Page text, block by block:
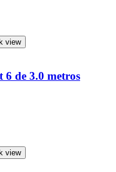
view
6 de 3.0 metros
view